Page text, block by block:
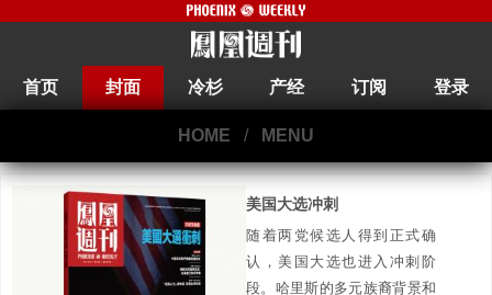
首页 封面 冷杉 产经 订阅 登录
HOME / MENU
美国大选冲刺
随着两党候选人得到正式确
认，美国大选也进入冲刺阶
段。哈里斯的多元族裔背景和